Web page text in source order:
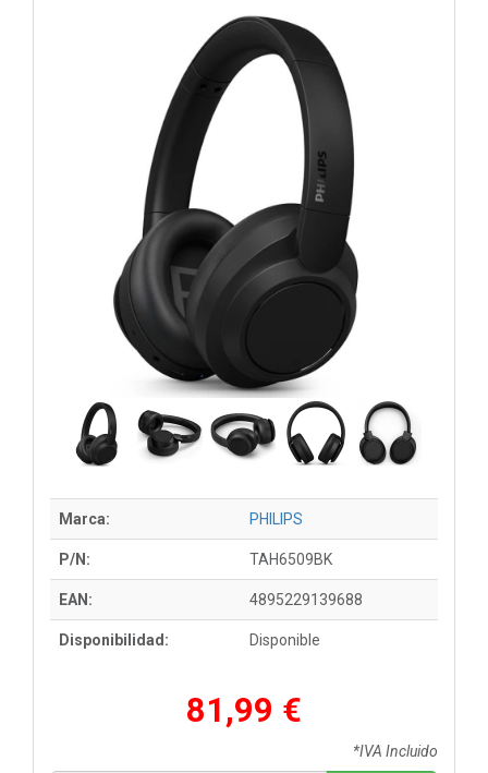
Marca: PHILIPS
P/N: TAH6509BK
EAN: 4895229139688
Disponibilidad: Disponible
81,99 €
*IVA Incluido